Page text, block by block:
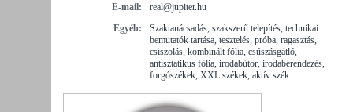
E-mail:
real@jupiter.hu
Egyéb:
Szaktanácsadás, szakszerű telepítés, technikai
bemutatók tartása, tesztelés, próba, ragasztás,
csiszolás, kombinált fólia, csúszásgátló,
antisztatikus fólia, irodabútor, irodaberendezés,
forgószékek, XXL székek, aktív szék